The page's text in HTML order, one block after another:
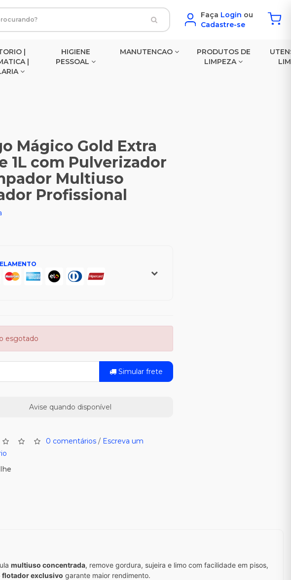
Faça Login ou
Cadastre-se
|
|
HIGIENE
PESSOAL
MANUTENCAO
PRODUTOS DE
LIMPEZA
Mágico Gold Extra
1L com Pulverizador
Multiuso
Profissional
esgotado
Simular frete
Avise quando disponível
0 comentários / Escreva um
multiuso concentrada, remove gordura, sujeira e limo com facilidade em pisos,
flotador exclusivo garante maior rendimento.